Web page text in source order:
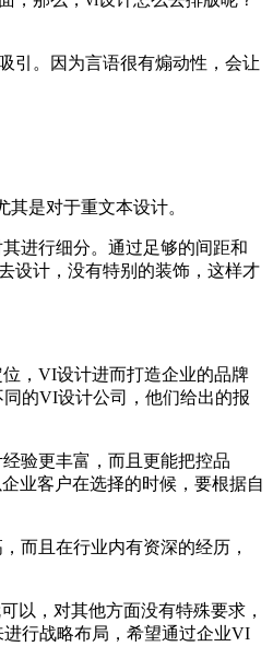
引。因为言语很有煽动性，会让
是对于重文本设计。
进行细分。通过足够的间距和
设计，没有特别的装饰，这样才
，VI设计进而打造企业的品牌
的VI设计公司，他们给出的报
验更丰富，而且更能把控品
业客户在选择的时候，要根据自
而且在行业内有资深的经历，
以，对其他方面没有特殊要求，
行战略布局，希望通过企业VI